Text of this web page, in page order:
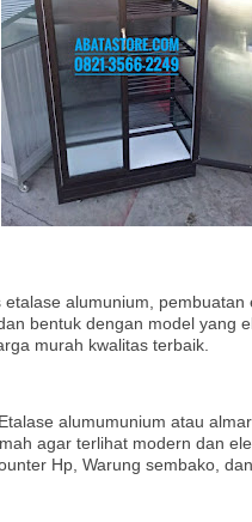
etalase alumunium,
bentuk dengan model yang
murah kwalitas terbaik.
alumumunium atau
agar terlihat modern dan
Hp, Warung sembako,